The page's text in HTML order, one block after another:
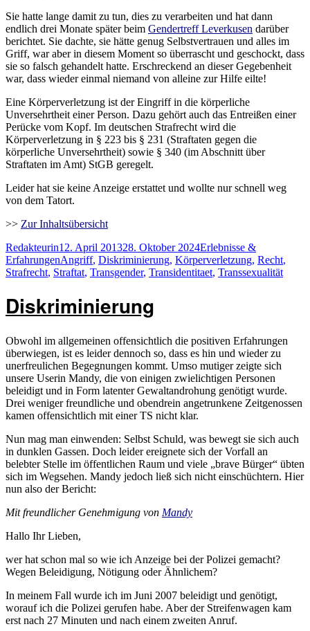
Sie hatte lange damit zu tun, dies zu verarbeiten und hat dann
endlich drei Monate später beim Gendertreff Leverkusen darüber
berichtet. Sie dachte, sie hätte genug Selbstvertrauen und alles im
Griff, war aber in diesem Moment so überrascht und geschockt, dass
sie so falsch gehandelt hatte. Erschreckend an dieser Gegebenheit
war, dass wieder einmal niemand von alleine zur Hilfe eilte!
Eine Körperverletzung ist der Eingriff in die körperliche
Unversehrtheit einer Person. Dazu gehört auch das Entreißen einer
Perücke vom Kopf. Im deutschen Strafrecht wird die
Körperverletzung in § 223 bis § 231 (Straftaten gegen die
körperliche Unversehrtheit) sowie § 340 (im Abschnitt über
Straftaten im Amt) StGB geregelt.
Leider hat sie keine Anzeige erstattet und wollte nur schnell weg
von dem Tatort.
>> Zur Inhaltsübersicht
Autor
RedakteurinVeröffentlicht
am
12. April 201328. Oktober 2024Kategorien
Erlebnisse &
ErfahrungenSchlagwörter
Angriff, Diskriminierung, Körperverletzung, Recht,
Strafrecht, Straftat, Transgender, Transidentitaet, Transsexualität
Diskriminierung
Obwohl im allgemeinen offensichtlich die positiven Erfahrungen
überwiegen, ist es leider dennoch so, dass es hin und wieder zu
unerfreulichen Begegnungen kommt. Umso mutiger zeigte sich
unsere Userin Mandy, die von einigen zwielichtigen Personen
beleidigt und in Form latenter Gewaltandrohung genötigt wurde.
Drei weniger freundliche und obendrein angetrunkene Zeitgenossen
kamen offensichtlich mit einer TS nicht klar.
Nun mag man einwenden: Selbst Schuld, was bewegt sie sich auch
in dunklen Gassen. Doch leider ereignete sich der Vorfall an
belebter Stelle im öffentlichen Raum und viele „brave Bürger“ übten
sich im Wegsehen. Mandy jedoch ließ sich nicht einschüchtern. Hier
nun also der Bericht:
Mit freundlicher Genehmigung von Mandy
Hallo Ihr Lieben,
wer hat schon mal so wie ich Anzeige bei der Polizei gemacht?
Wegen Beleidigung, Nötigung oder Ähnlichem?
In meinem Fall wurde ich im Juni 2007 beleidigt und genötigt,
worauf ich die Polizei gerufen habe. Aber der Streifenwagen kam
erst nach 27 Minuten und nach einem zweiten Anruf.